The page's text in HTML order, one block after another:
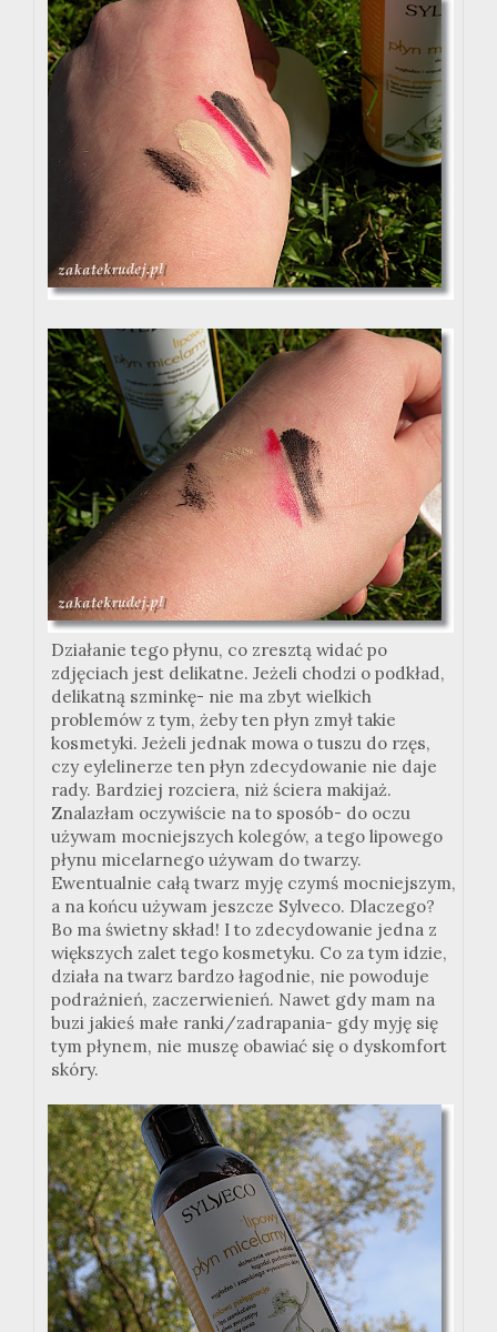
Działanie tego płynu, co zresztą widać po
zdjęciach jest delikatne. Jeżeli chodzi o podkład,
delikatną szminkę- nie ma zbyt wielkich
problemów z tym, żeby ten płyn zmył takie
kosmetyki. Jeżeli jednak mowa o tuszu do rzęs,
czy eylelinerze ten płyn zdecydowanie nie daje
rady. Bardziej rozciera, niż ściera makijaż.
Znalazłam oczywiście na to sposób- do oczu
używam mocniejszych kolegów, a tego lipowego
płynu micelarnego używam do twarzy.
Ewentualnie całą twarz myję czymś mocniejszym,
a na końcu używam jeszcze Sylveco. Dlaczego?
Bo ma świetny skład! I to zdecydowanie jedna z
większych zalet tego kosmetyku. Co za tym idzie,
działa na twarz bardzo łagodnie, nie powoduje
podrażnień, zaczerwienień. Nawet gdy mam na
buzi jakieś małe ranki/zadrapania- gdy myję się
tym płynem, nie muszę obawiać się o dyskomfort
skóry.